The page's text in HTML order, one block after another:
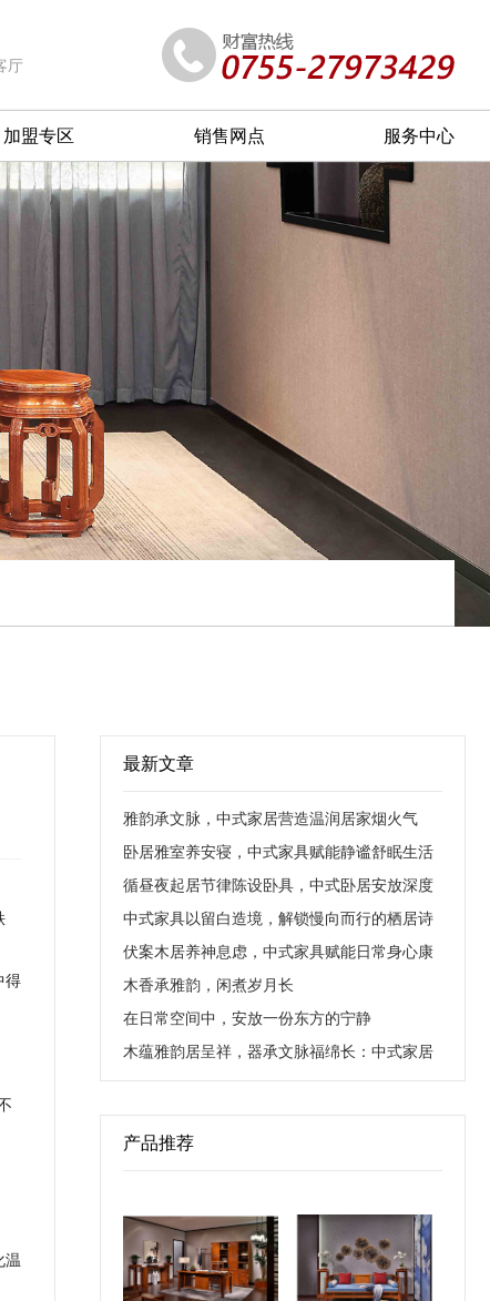
厅
加盟专区 销售网点 服务中心
得
温
最新文章
雅韵承文脉，中式家居营造温润居家烟火气
卧居雅室养安寝，中式家具赋能静谧舒眠生活
循昼夜起居节律陈设卧具，中式卧居安放深度
安眠
中式家具以留白造境，解锁慢向而行的栖居诗
意
伏案木居养神息虑，中式家具赋能日常身心康
养
木香承雅韵，闲煮岁月长
在日常空间中，安放一份东方的宁静
木蕴雅韵居呈祥，器承文脉福绵长：中式家居
的藏福与养心之道
产品推荐